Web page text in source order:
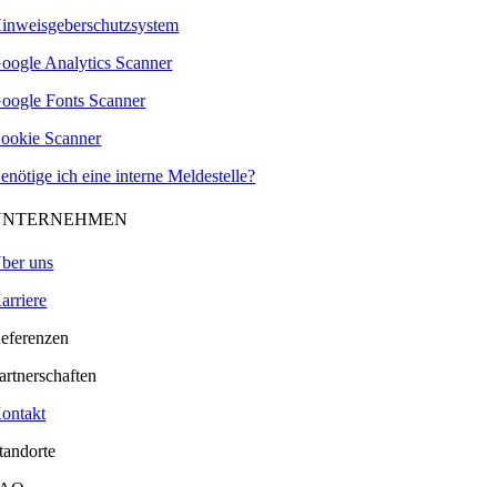
Analytics Scanner
Fonts Scanner
Scanner
ich eine interne Meldestelle?
uns